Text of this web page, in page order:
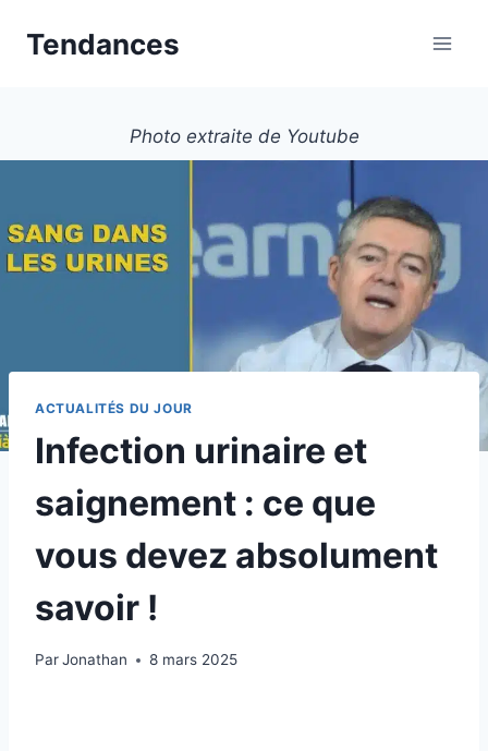
Tendances
Photo extraite de Youtube
ACTUALITÉS DU JOUR
Infection urinaire et
saignement : ce que
vous devez absolument
savoir !
ParJonathan 8 mars 2025